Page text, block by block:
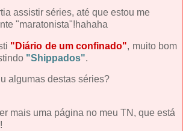
assistir séries, até que estou me
"maratonista"!hahaha
"Diário de um confinado", muito bom
"Shippados".
algumas destas séries?
mais uma página no meu TN, que está